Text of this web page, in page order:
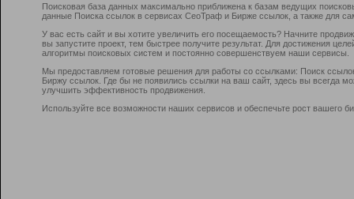
Поисковая база данных максимально приближена к базам ведущих
данные Поиска ссылок в сервисах СеоТраф и Бирже ссылок, а также для
У вас есть сайт и вы хотите увеличить его посещаемость? Начните
вы запустите проект, тем быстрее получите результат. Для достижения
алгоритмы поисковых систем и постоянно совершенствуем наши сервисы.
Мы предоставляем готовые решения для работы со ссылками: Поиск
Биржу ссылок. Где бы не появились ссылки на ваш сайт, здесь вы всегда
улучшить эффективность продвижения.
Используйте все возможности наших сервисов и обеспечьте рост вашего